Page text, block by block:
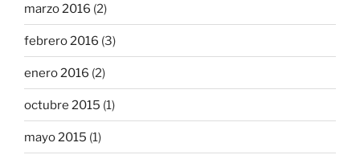
marzo 2016 (2)
febrero 2016 (3)
enero 2016 (2)
octubre 2015 (1)
mayo 2015 (1)